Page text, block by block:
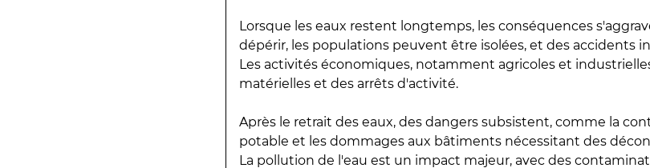
Lorsque les eaux restent longtemps, les conséquences
dépérir, les populations peuvent être isolées, et des accidents
Les activités économiques, notamment agricoles et
matérielles et des arrêts d'activité.
Après le retrait des eaux, des dangers subsistent, comme la
potable et les dommages aux bâtiments nécessitant des
La pollution de l'eau est un impact majeur, avec des